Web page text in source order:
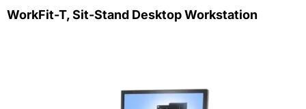
WorkFit-T, Sit-Stand Desktop Workstation